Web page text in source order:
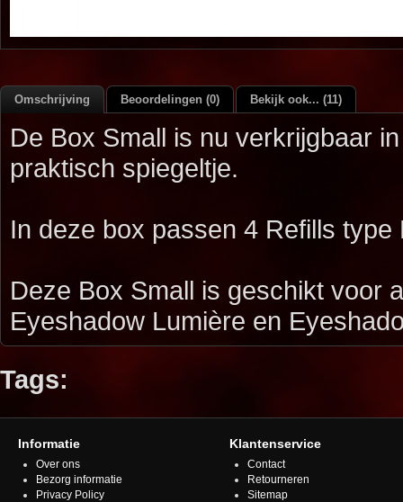
Omschrijving Beoordelingen (0) Bekijk ook... (11)
De Box Small is nu verkrijgbaar
praktisch spiegeltje.
In deze box passen 4 Refills type
Deze Box Small is geschikt voor
Eyeshadow Lumière en
Tags:
Informatie
Over ons
Bezorg informatie
Privacy Policy
Klantenservice
Contact
Retourneren
Sitemap